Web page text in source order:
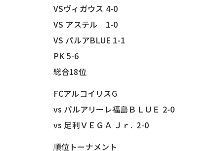
VSヴィガウス 4-0
VS アステル 1-0
VS パルアBLUE 1-1
PK 5-6
総合18位
FCアルコイリスG
vs パルアリーレ福島ＢＬＵＥ 2-0
vs 足利ＶＥＧＡ Ｊｒ. 2-0
順位トーナメント